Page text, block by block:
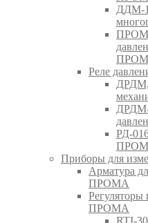
ДДМ-
Реле
ДРДМ,
ДРДМ-
РД-
Приборы для
Арматура
ПРОМА
Регуляторы
ПРОМА
RTI-